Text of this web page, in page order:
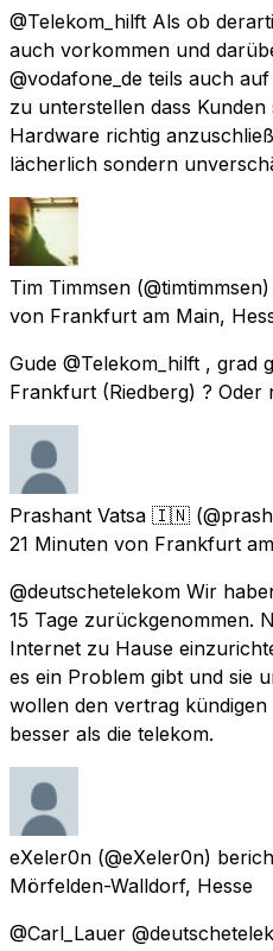
@Telekom_hilft Als ob
auch vorkommen und
@vodafone_de teils auch
zu unterstellen dass
Hardware richtig
lächerlich sondern
Tim Timmsen
von Frankfurt am Main,
Gude @Telekom_hilft , grad
Frankfurt (Riedberg) ? Oder
Prashant Vatsa 🇮🇳
21 Minuten von Frankfurt
@deutschetelekom Wir
15 Tage zurückgenommen.
Internet zu Hause
es ein Problem gibt und sie
wollen den vertrag
besser als die telekom.
eXeler0n (@eXeler0n)
Mörfelden-Walldorf, Hesse
@Carl_Lauer